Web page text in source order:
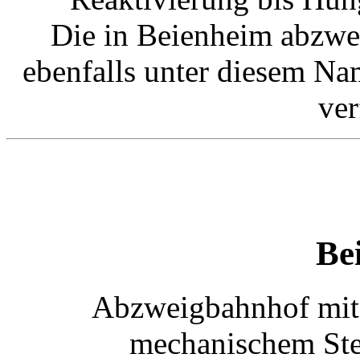
Die in Beienheim
ebenfalls unter diesem
Abzweigbahnhof
mechanischem